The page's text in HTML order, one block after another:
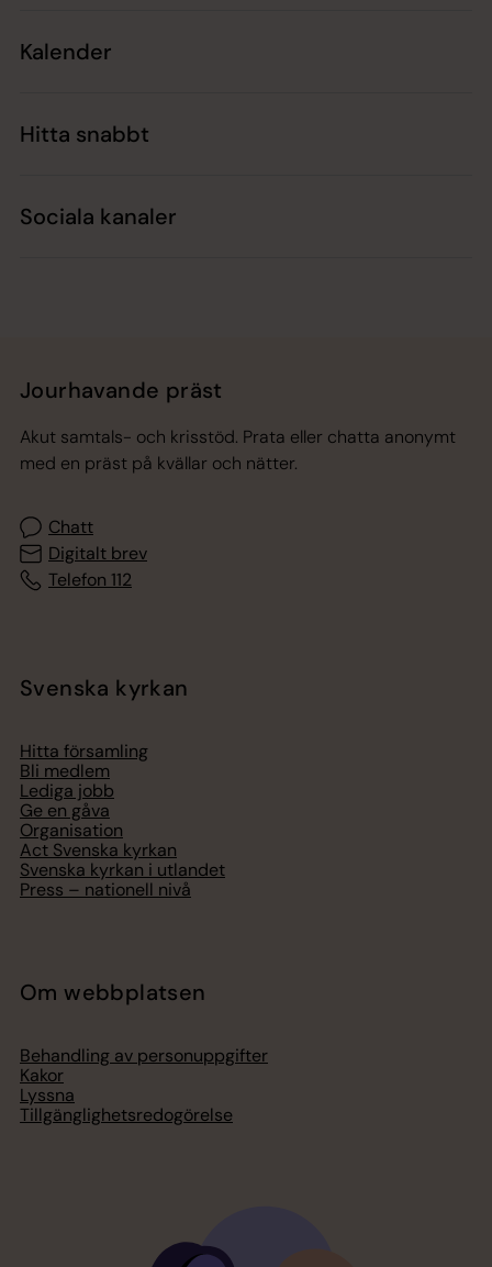
Kalender
Hitta snabbt
Sociala kanaler
Jourhavande präst
Akut samtals- och krisstöd. Prata eller chatta anonymt
med en präst på kvällar och nätter.
Chatt
Digitalt brev
Telefon 112
Svenska kyrkan
Hitta församling
Bli medlem
Lediga jobb
Ge en gåva
Organisation
Act Svenska kyrkan
Svenska kyrkan i utlandet
Press – nationell nivå
Om webbplatsen
Behandling av personuppgifter
Kakor
Lyssna
Tillgänglighetsredogörelse